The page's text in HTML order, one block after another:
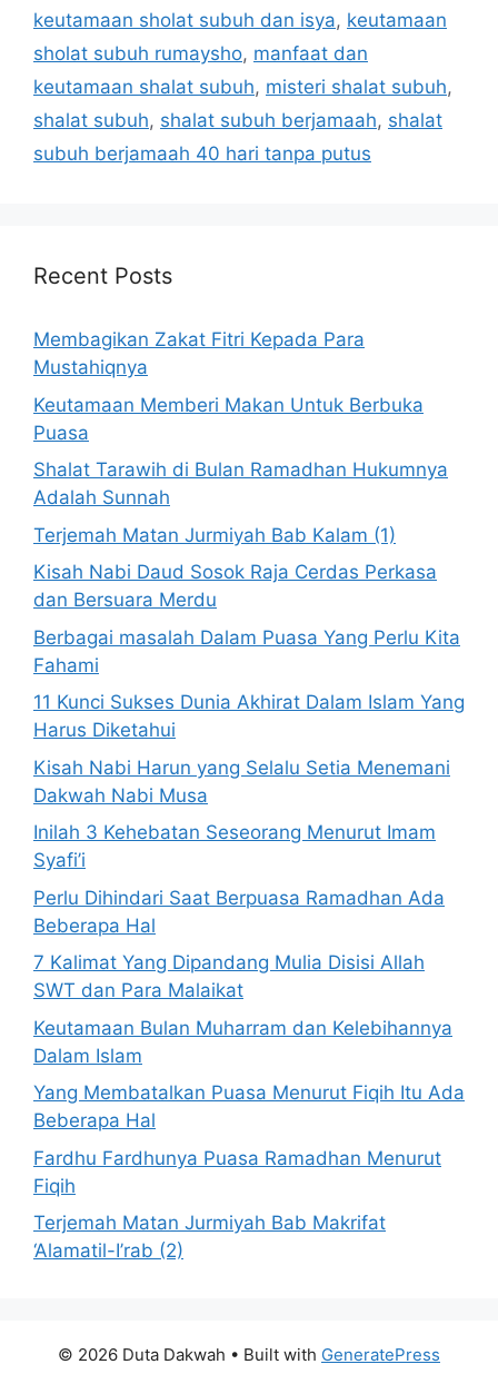
keutamaan sholat subuh dan isya, keutamaan
sholat subuh rumaysho, manfaat dan
keutamaan shalat subuh, misteri shalat subuh,
shalat subuh, shalat subuh berjamaah, shalat
subuh berjamaah 40 hari tanpa putus
Recent Posts
Membagikan Zakat Fitri Kepada Para
Mustahiqnya
Keutamaan Memberi Makan Untuk Berbuka
Puasa
Shalat Tarawih di Bulan Ramadhan Hukumnya
Adalah Sunnah
Terjemah Matan Jurmiyah Bab Kalam (1)
Kisah Nabi Daud Sosok Raja Cerdas Perkasa
dan Bersuara Merdu
Berbagai masalah Dalam Puasa Yang Perlu Kita
Fahami
11 Kunci Sukses Dunia Akhirat Dalam Islam Yang
Harus Diketahui
Kisah Nabi Harun yang Selalu Setia Menemani
Dakwah Nabi Musa
Inilah 3 Kehebatan Seseorang Menurut Imam
Syafi’i
Perlu Dihindari Saat Berpuasa Ramadhan Ada
Beberapa Hal
7 Kalimat Yang Dipandang Mulia Disisi Allah
SWT dan Para Malaikat
Keutamaan Bulan Muharram dan Kelebihannya
Dalam Islam
Yang Membatalkan Puasa Menurut Fiqih Itu Ada
Beberapa Hal
Fardhu Fardhunya Puasa Ramadhan Menurut
Fiqih
Terjemah Matan Jurmiyah Bab Makrifat
‘Alamatil-I’rab (2)
© 2026 Duta Dakwah • Built with GeneratePress